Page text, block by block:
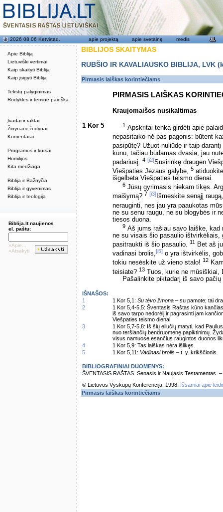
Apie Bibliją
Lietuviški vertimai
Kaip skaityti Bibliją
Kaip įsigyti Bibliją
Tekstų palyginimas
Rodyklės ir teminė paieška
Įvadai ir raktai
Žinynai ir žodynai
Komentarai
Programos ir kursai
Homilijos
Kita medžiaga
Biblija ir Bažnyčia
Biblija ir gyvenimas
Biblija ir teologija
2026 08 06 Ketvirtad. apie projektą apie svetainę medis
Biblija.lt naujienos
el. paštu:
»Apie...
»Atsakyti
BIBLIJOS SKAITYMAS
RUBŠIO IR KAVALIAUSKO BIBLIJA,
Pirmasis laiškas korintiečiams
PIRMASIS LAIŠKAS
Kraujomaišos nusikaltimas
1 Kor 5 1 Apskritai tenka girdėti apie
nepasitaiko nė pas pagonis: būtent
pasipūtę? Užuot nuliūdę ir taip
kūnu, tačiau būdamas dvasia, jau
padariusį. 4 [i2]Susirinkę draugėn
Viešpaties Jėzaus galybe, 5
išgelbėta Viešpaties teismo dienai.
6 Jūsų gyrimasis niekam tikęs.
maišymą? 7 [i3] Išmeskite senąjį
nerauginti, nes jau yra paaukotas
ne su senu raugu, ne su blogybės ir
tiesos duona.
9 Aš jums rašiau savo laiške, kad
ne su visais šio pasaulio ištvirkėliais,
pasitraukti iš šio pasaulio. 11
Bet aš
vadinasi brolis,[i5] o yra ištvirkėlis,
tokiu nesėskite už vieno stalo! 12
teisiate? 13 Tuos, kurie ne mūsiškiai,
Pašalinkite piktadarį iš savo pačių
IŠNAŠOS:
1
1 Kor 5,1: Su tėvo žmona – su pamote; tai
2
1 Kor 5,4-5,5: Šventasis Raštas kūno
iš savo tarpo nedorėlį ir pagrasinti jam
Viešpaties teismo dienai.
3
1 Kor 5,7-5,8: Iš šių eilučių matyti, kad
nuo teršiančių bendruomenę papiktinimų.
visus namuose esančius raugintos duonos
4
1 Kor 5,9: Tas laiškas nėra išlikęs.
5
1 Kor 5,11: Vadinasi brolis – t. y. krikščionis.
BIBLIOGRAFINIAI DUOMENYS:
ŠVENTASIS RAŠTAS. Senasis ir Naujasis Testamentas.
© Lietuvos Vyskupų Konferencija, 1998.
Išsamiai apie
Pirmasis laiškas korintiečiams